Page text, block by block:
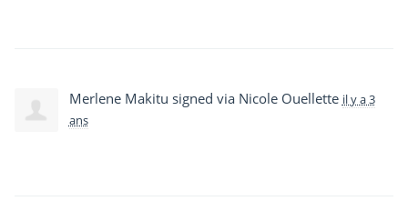
Merlene Makitu signed via Nicole Ouellette il y a 3
ans